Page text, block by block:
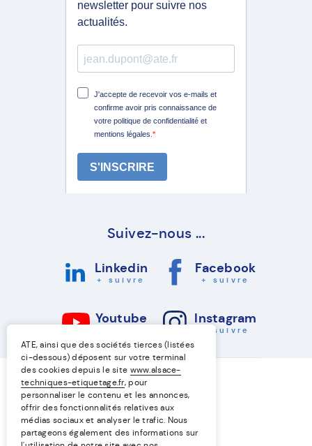
Suivez-nous ...
Linkedin
+ suivre
Facebook
+ suivre
Youtube Instagram
+ suivre
ATE, ainsi que des sociétés tierces (listées
ci-dessous) déposent sur votre terminal
des cookies depuis le site www.alsace-
techniques-etiquetage.fr, pour
personnaliser le contenu et les annonces,
offrir des fonctionnalités relatives aux
médias sociaux et analyser le trafic. Nous
partageons également des informations sur